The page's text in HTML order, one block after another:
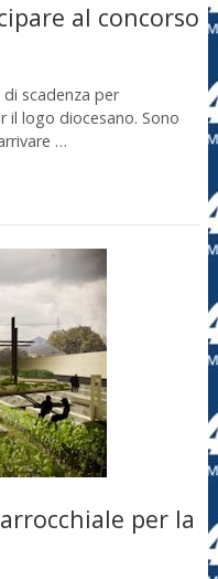
al concorso
scadenza per
il logo diocesano. Sono
…
per la